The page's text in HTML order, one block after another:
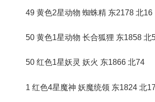
49 黄色2星动物 蜘蛛精 东2178 北16
50 黄色1星动物 长合狐狸 东1858 北
50 红色1星妖灵 妖火 东1866 北74
1 红色4星魔神 妖魔统领 东1824 北